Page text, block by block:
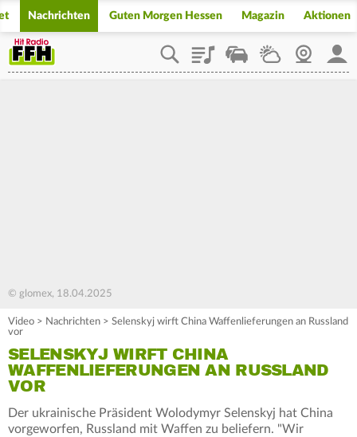
Nachrichten Guten Morgen Hessen Magazin Aktionen
PlaylistStaupilotWetterWebcam
© glomex, 18.04.2025
Video > Nachrichten > Selenskyj wirft China Waffenlieferungen an Russland
vor
SELENSKYJ WIRFT CHINA
WAFFENLIEFERUNGEN AN RUSSLAND
VOR
Der ukrainische Präsident Wolodymyr Selenskyj hat China
vorgeworfen, Russland mit Waffen zu beliefern. "Wir